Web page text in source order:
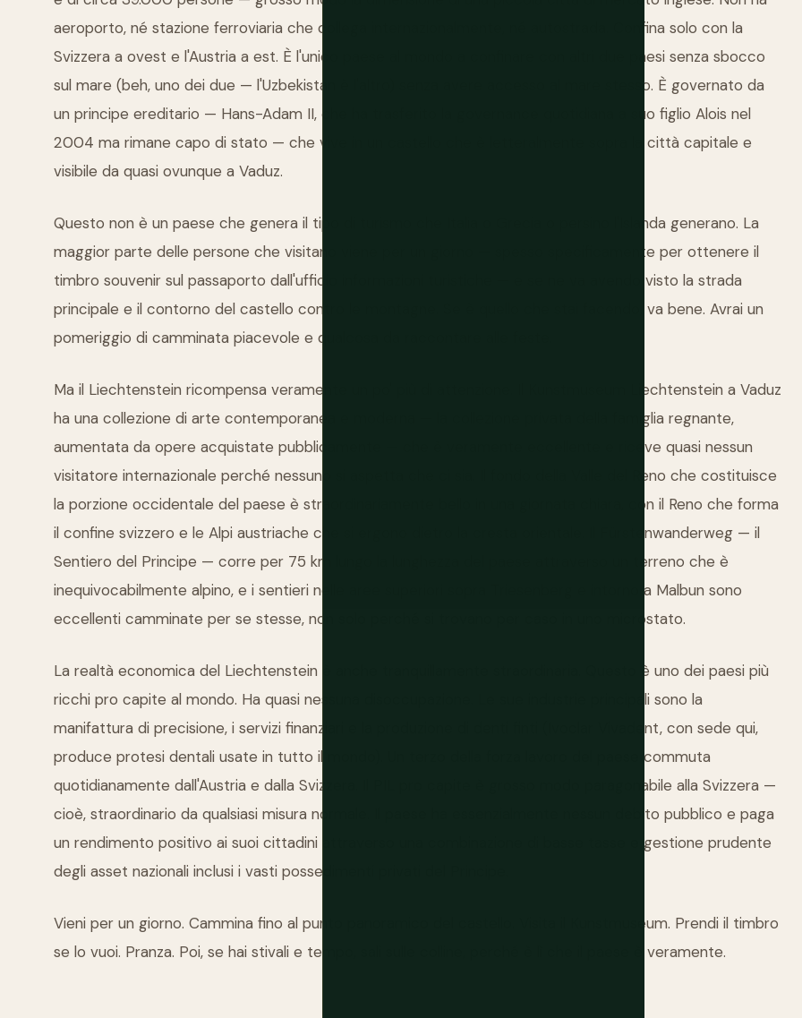
aeroporto, né stazione ferroviaria che collega internazionalmente, né autostrada. Confina solo con la
Svizzera a ovest e l'Austria a est. È l'unico paese al mondo a confinare con altri due paesi senza sbocco
sul mare (beh, uno dei due — l'Uzbekistan è l'altro) senza avere accesso al mare stesso. È governato da
un principe ereditario — Hans-Adam II, che ha trasferito la governance quotidiana a suo figlio Alois nel
2004 ma rimane capo di stato — che vive in un castello che è letteralmente sopra la città capitale e
visibile da quasi ovunque a Vaduz.
Questo non è un paese che genera il tipo di turismo che Italia o Grecia o persino l'Islanda generano. La
maggior parte delle persone che visitano viene per un giorno — spesso specificamente per ottenere il
timbro souvenir sul passaporto dall'ufficio informazioni turistiche — e se ne va avendo visto la strada
principale e il contorno del castello contro le montagne. Se è quello che stai facendo, va bene. Avrai un
pomeriggio di camminata piacevole e qualcosa da raccontare alle feste.
Ma il Liechtenstein ricompensa veramente un po' più di attenzione. Il Kunstmuseum Liechtenstein a Vaduz
ha una collezione di arte contemporanea e moderna — la collezione privata della famiglia regnante,
aumentata da opere acquistate pubblicamente — che è veramente eccellente e riceve quasi nessun
visitatore internazionale perché nessuno si aspetta che ci sia. Il fondo della Valle del Reno che costituisce
la porzione occidentale del paese è straordinariamente bello in una giornata chiara, con il Reno che forma
il confine svizzero e le Alpi austriache che si ergono dietro la cresta orientale. Il Fürstenwanderweg — il
Sentiero del Principe — corre per 75 km lungo la lunghezza del paese attraverso un terreno che è
inequivocabilmente alpino, e i sentieri nelle aree superiori sopra Triesenberg e intorno a Malbun sono
eccellenti camminate per se stesse, non solo perché si trovano per caso in uno microstato.
La realtà economica del Liechtenstein è anche tranquillamente straordinaria. Questo è uno dei paesi più
ricchi pro capite al mondo. Ha quasi nessuna disoccupazione. Le sue industrie principali sono la
manifattura di precisione, i servizi finanziari e la produzione di denti finti (Ivoclar Vivadent, con sede qui,
produce protesi dentali usate in tutto il mondo). Un terzo della forza lavoro del paese commuta
quotidianamente dall'Austria e dalla Svizzera. Il PIL pro capite è grosso modo paragonabile alla Svizzera —
cioè, straordinario da qualsiasi misura normale. Il paese ha essenzialmente nessun debito pubblico e paga
un rendimento positivo ai suoi cittadini attraverso una combinazione di basse tasse e gestione prudente
degli asset nazionali inclusi i vasti possedimenti privati del Principe.
Vieni per un giorno. Cammina fino al punto panoramico del castello. Visita il Kunstmuseum. Prendi il timbro
se lo vuoi. Pranza. Poi, se hai stivali e tempo, sali sulle colline, perché è lì che il paese è veramente.